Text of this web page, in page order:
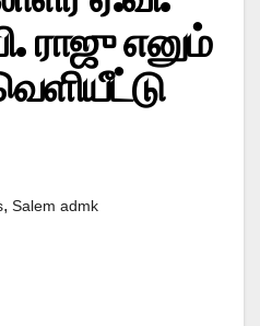
ராஜு எனும்
, Salem admk